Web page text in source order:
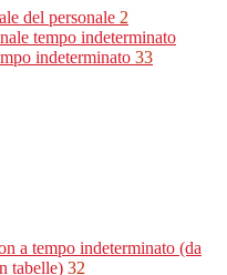
del personale 2
tempo indeterminato
indeterminato 33
a tempo indeterminato (da
tabelle) 32